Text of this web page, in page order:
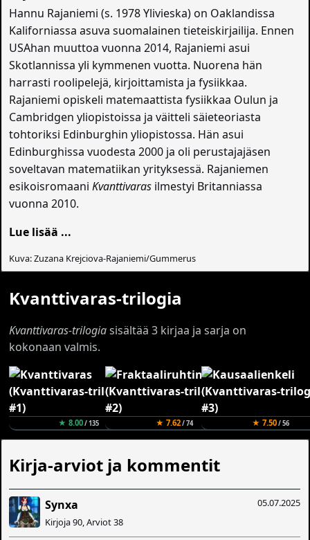
Hannu Rajaniemi (s. 1978 Ylivieska) on Oaklandissa
Kaliforniassa asuva suomalainen tieteiskirjailija. Ennen
USAhan muuttoa vuonna 2014, Rajaniemi asui
Skotlannissa yli kymmenen vuotta. Nuorena hän
harrasti roolipelejä, kirjoittamista ja fysiikkaa.
Rajaniemi opiskeli matemaattista fysiikkaa Oulun ja
Cambridgen yliopistoissa ja väitteli säieteoriasta
tohtoriksi Edinburghin yliopistossa. Hän asui
Edinburghissa vuodesta 2000 ja oli perustajajäsen
soveltavan matematiikan yrityksessä. Rajaniemen
esikoisromaaniKvanttivaras ilmestyi Britanniassa
vuonna 2010.
Lue lisää ...
Kuva: Zuzana Krejciova-Rajaniemi/Gummerus
Kvanttivaras-trilogia
Kvanttivaras-trilogiasisältää 3 kirjaa ja sarja on
kokonaan valmis.
★ 8.00/ 135 ★ 7.62/ 74 ★ 7.50/ 56
Kirja-arviot ja kommentit
05.07.2025
Synxa
Kirjoja 90, Arviot 38